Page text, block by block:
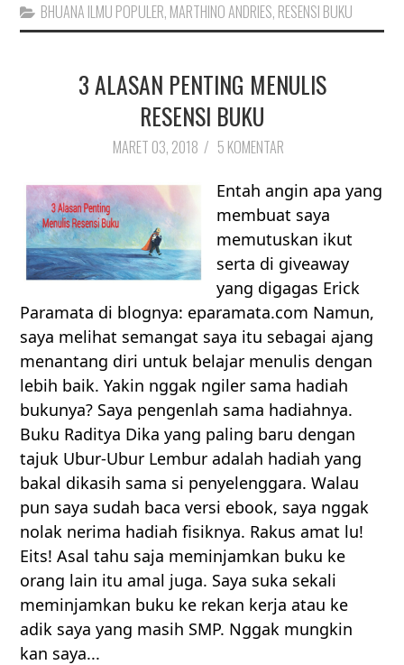
BHUANA ILMU POPULER, MARTHINO ANDRIES, RESENSI BUKU
3 ALASAN PENTING MENULIS
RESENSI BUKU
MARET 03, 2018 / 5 KOMENTAR
Entah angin apa yang
membuat saya
memutuskan ikut
serta di giveaway
yang digagas Erick
Paramata di blognya: eparamata.com Namun,
saya melihat semangat saya itu sebagai ajang
menantang diri untuk belajar menulis dengan
lebih baik. Yakin nggak ngiler sama hadiah
bukunya? Saya pengenlah sama hadiahnya.
Buku Raditya Dika yang paling baru dengan
tajuk Ubur-Ubur Lembur adalah hadiah yang
bakal dikasih sama si penyelenggara. Walau
pun saya sudah baca versi ebook, saya nggak
nolak nerima hadiah fisiknya. Rakus amat lu!
Eits! Asal tahu saja meminjamkan buku ke
orang lain itu amal juga. Saya suka sekali
meminjamkan buku ke rekan kerja atau ke
adik saya yang masih SMP. Nggak mungkin
kan saya...